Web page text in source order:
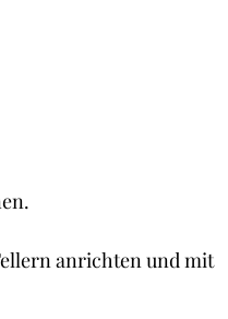
anrichten und mit